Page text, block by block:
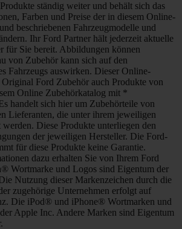
ständig weiter und behält sich das
Farben und Preise der in diesem Online-
beschriebenen Fahrzeugmodelle und
Ihr Ford Partner hält jederzeit aktuelle
für Sie bereit. Abbildungen können
von Zubehör kann sich auf den
Fahrzeugs auswirken. Dieser Online-
Ford Zubehör auch Produkte von
Online Zubehörkatalog mit *
handelt sich hier um Zubehörteile von
Lieferanten, die unter ihrem jeweiligen
Diese Produkte unterliegen den
der jeweiligen Hersteller. Die Ford-
für diese Produkte keine Garantie.
dazu erhalten Sie von Ihrem Ford
Wortmarke und Logos sind Eigentum der
Nutzung dieser Markenzeichen durch die
zugehörige Unternehmen erfolgt auf
Die iPod® und iPhone® Wortmarken und
Apple Inc. Andere Marken sind Eigentum